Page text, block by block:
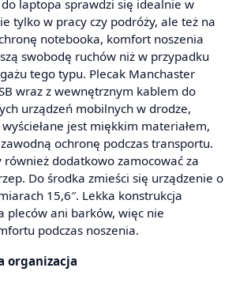
laptopa sprawdzi się idealnie w
tylko w pracy czy podróży, ale też na
notebooka, komfort noszenia
swobodę ruchów niż w przypadku
tego typu. Plecak Manchaster
wraz z wewnętrznym kablem do
urządzeń mobilnych w drodze,
jest miękkim materiałem,
ochronę podczas transportu.
dodatkowo zamocować za
Do środka zmieści się urządzenie o
15,6″. Lekka konstrukcja
pleców ani barków, więc nie
podczas noszenia.
organizacja